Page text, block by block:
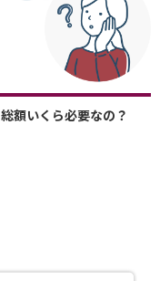
総額いくら必要なの？